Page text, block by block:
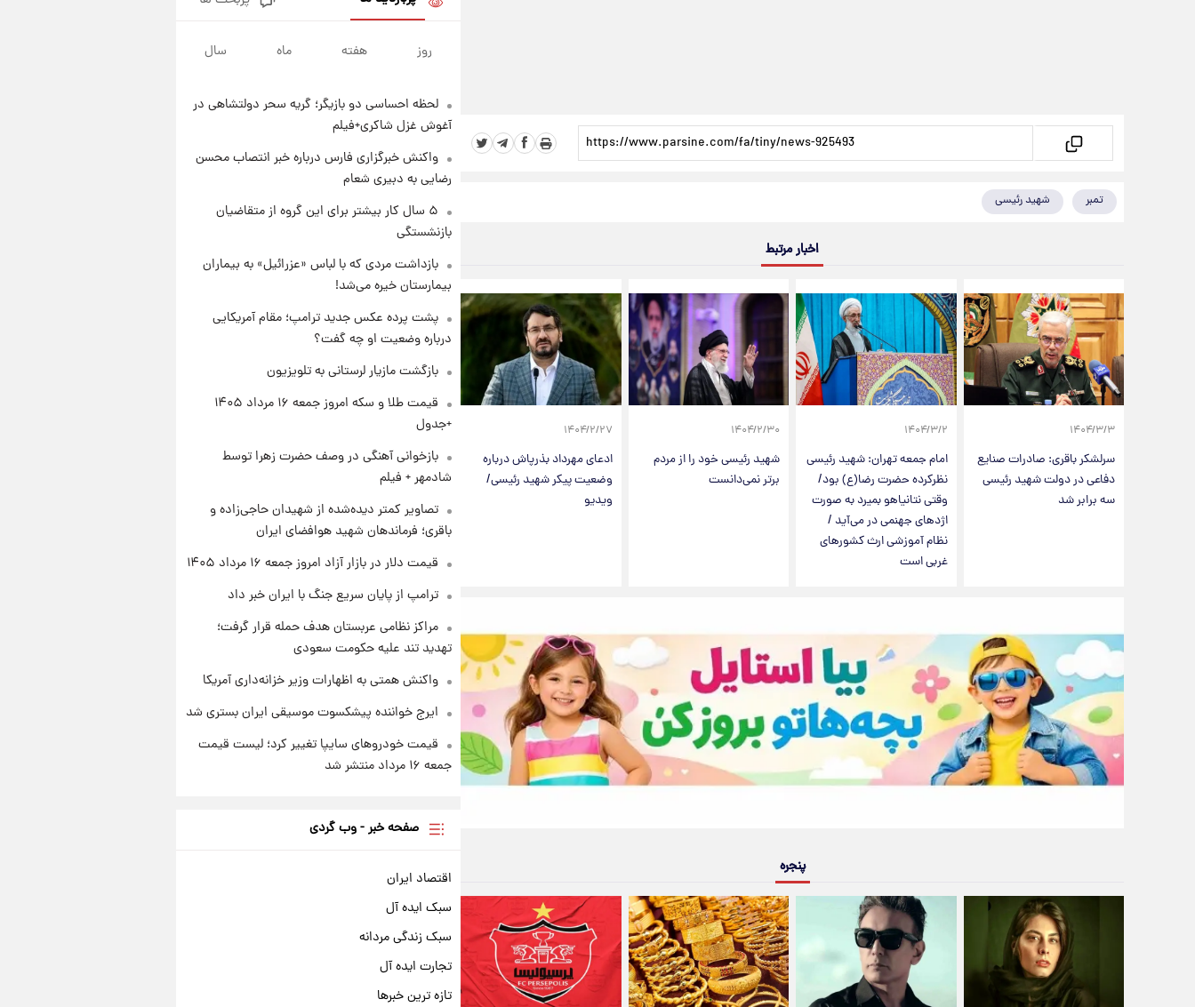
تمبر شهید رئیسی
اخبار مرتبط
۱۴۰۴/۳/۳
سرلشکر باقری: صادرات صنایع
دفاعی در دولت شهید رئیسی
سه برابر شد
۱۴۰۴/۳/۲
امام جمعه تهران: شهید رئیسی
نظرکرده حضرت رضا(ع) بود/
وقتی نتانیاهو بمیرد به صورت
اژدهای جهنمی در می‌آید /
نظام آموزشی ارث کشورهای
غربی است
۱۴۰۴/۲/۳۰
شهید رئیسی خود را از مردم
برتر نمی‌دانست
۱۴۰۴/۲/۲۷
ادعای مهرداد بذرپاش درباره
وضعیت پیکر شهید رئیسی/
ویدیو
پنجره
شماره پیراهن خریدهای جدید
پرسپولیس اعلام شد؛ تیکدری،
محبی و سرگیف با اعداد ویژه
۱ روز پیش
۱ روز پیش
تغییر تند قیمت محصولات
ایران‌خودرو و سایپا امروز پنجشنبه
۱۵ مرداد ۱۴۰۵ +جدول
۱ روز پیش
قیمت طلا و سکه امروز پنجشنبه
۱۵ مرداد ۱۴۰۵
روز هفته ماه سال
لحظه احساسی دو بازیگر؛ گریه سحر دولتشاهی در
آغوش غزل شاکری+فیلم
واکنش خبرگزاری فارس درباره خبر انتصاب محسن
رضایی به دبیری شعام
۵ سال کار بیشتر برای این گروه از متقاضیان
بازنشستگی
بازداشت مردی که با لباس «عزرائیل» به بیماران
بیمارستان خیره می‌شد!
پشت پرده عکس جدید ترامپ؛ مقام آمریکایی
درباره وضعیت او چه گفت؟
بازگشت مازیار لرستانی به تلویزیون
قیمت طلا و سکه امروز جمعه ۱۶ مرداد ۱۴۰۵
+جدول
بازخوانی آهنگی در وصف حضرت زهرا توسط
شادمهر + فیلم
تصاویر کمتر دیده‌شده از شهیدان حاجی‌زاده و
باقری؛ فرماندهان شهید هوافضای ایران
قیمت دلار در بازار آزاد امروز جمعه ۱۶ مرداد ۱۴۰۵
ترامپ از پایان سریع جنگ با ایران خبر داد
مراکز نظامی عربستان هدف حمله قرار گرفت؛
تهدید تند علیه حکومت سعودی
واکنش همتی به اظهارات وزیر خزانه‌داری آمریکا
ایرج خواننده پیشکسوت موسیقی ایران بستری شد
قیمت خودروهای سایپا تغییر کرد؛ لیست قیمت
جمعه ۱۶ مرداد منتشر شد
صفحه خبر - وب گردی
اقتصاد ایران
سبک ایده آل
سبک زندگی مردانه
تجارت ایده آل
تازه ترین خبرها